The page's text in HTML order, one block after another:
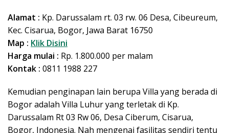
Alamat : Kp. Darussalam rt. 03 rw. 06 Desa, Cibeureum,
Kec. Cisarua, Bogor, Jawa Barat 16750
Map : Klik Disini
Harga mulai : Rp. 1.800.000 per malam
Kontak : 0811 1988 227
Kemudian penginapan lain berupa Villa yang berada di
Bogor adalah Villa Luhur yang terletak di Kp.
Darussalam Rt 03 Rw 06, Desa Ciberum, Cisarua,
Bogor, Indonesia. Nah mengenai fasilitas sendiri tentu